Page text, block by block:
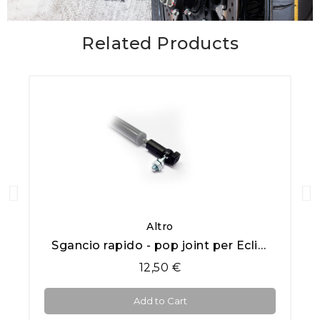
Related Products
Quick View
Altro
Sgancio rapido - pop joint per Eclipse series
12,50 €
Add to Cart